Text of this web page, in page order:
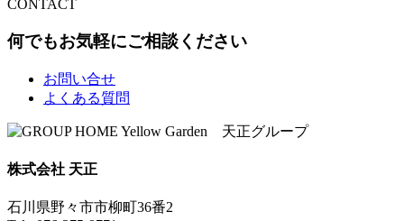
CONTACT
何でもお気軽にご相談ください
お問い合せ
よくある質問
株式会社 天正
石川県野々市市柳町36番2